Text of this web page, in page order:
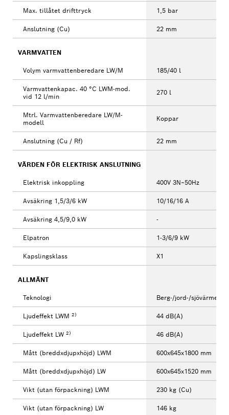
Max. tillåtet drifttryck 1,5 bar
Anslutning (Cu) 22 mm
VARMVATTEN
Volym varmvattenberedare LW/M 185/40 l
Varmvattenkapac. 40 °C LWM-mod.
vid 12 l/min
270 l
Mtrl. Varmvattenberedare LW/M-
modell
Koppar
Anslutning (Cu / Rf) 22 mm
VÄRDEN FÖR ELEKTRISK ANSLUTNING
Elektrisk inkoppling 400V 3N~50Hz
Avsäkring 1,5/3/6 kW 10/16/16 A
Avsäkring 4,5/9,0 kW -
Elpatron 1-3/6/9 kW
Kapslingsklass X1
ALLMÄNT
Teknologi Berg-/jord-/
Ljudeffekt LWM 2) 44 dB(A)
Ljudeffekt LW 2) 46 dB(A)
Mått (breddxdjupxhöjd) LWM 600x645x1800 mm
Mått (breddxdjupxhöjd) LW 600x645x1520 mm
Vikt (utan förpackning) LWM 230 kg (Cu)
Vikt (utan förpackning) LW 146 kg